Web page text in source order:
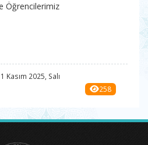
Öğrencilerimiz
Kasım 2025, Salı
258